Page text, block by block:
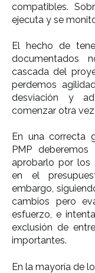
compatibles.
ejecuta y se
El hecho de
documentados
cascada del
perdemos
desviación y
comenzar otra
En una correcta
PMP deberemos
aprobarlo por los
en el
embargo,
cambios pero
esfuerzo, e
exclusión de
importantes.
En la mayoría de